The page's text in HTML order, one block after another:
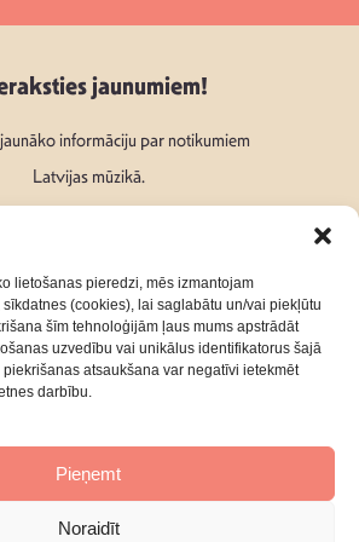
lietošanas pieredzi, mēs izmantojam
(cookies), lai saglabātu un/vai piekļūtu
šīm tehnoloģijām ļaus mums apstrādāt
uzvedību vai unikālus identifikatorus šajā
atsaukšana var negatīvi ietekmēt
darbību.
Pieņemt
Noraidīt
jaunumiem!
informāciju par notikumiem
Latvijas mūzikā.